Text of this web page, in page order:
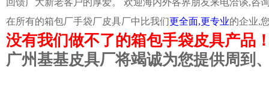
回馈广大新老客户的厚爱。 欢迎海内外各界朋友来电洽谈,咨
在所有的箱包厂手袋厂皮具厂中比我们更全面,更专业的企业,
没有我们做不了的箱包手袋皮具产品
广州基基皮具厂将竭诚为您提供周到